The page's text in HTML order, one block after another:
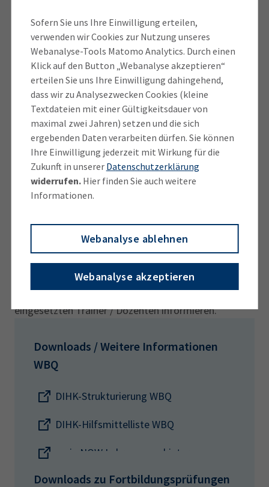
Sofern Sie uns Ihre Einwilligung erteilen,
verwenden wir Cookies zur Nutzung unseres
Webanalyse-Tools Matomo Analytics. Durch einen
Klick auf den Button „Webanalyse akzeptieren“
erteilen Sie uns Ihre Einwilligung dahingehend,
dass wir zu Analysezwecken Cookies (kleine
Textdateien mit einer Gültigkeitsdauer von
maximal zwei Jahren) setzen und die sich
ergebenden Daten verarbeiten dürfen. Sie können
Ihre Einwilligung jederzeit mit Wirkung für die
Zukunft in unserer Datenschutzerklärung
widerrufen.Hier finden Sie auch weitere
Informationen.
Webanalyse ablehnen
Webanalyse akzeptieren
Die Höhe der Prüfungsgebühren entnehmen Sie bitte
der
Gebührenordnung.
Lehrgangsträger ‎– wer bildet aus
Grundsätzlich ist kein Lehrgang zur Vorbereitung auf
die Prüfung vorgeschrieben. Aufgrund der
Komplexität und der Menge des Prüfungsstoffes ist
die strukturierte Vorbereitung aber sehr
empfehlenswert. Der
Link zum Lehrgangsanbieterenthält die uns
bekannten Bildungsträger, die auf diese Prüfung
vorbereiten. Sie erhebt keinen Anspruch auf
Vollständigkeit und hat keinen
jeweiligen Vorbereitungsmaßnahme können wir keine
Aussage treffen. Wir empfehlen Ihnen aber, dass Sie
sich vorab bei den in Frage kommenden
Bildungsträgern über die Unterrichtsinhalte und –
methoden sowie über die Referenzen der
eingesetzten Trainer / Dozenten informieren.
Downloads / Weitere Informationen
WBQ
DIHK-Strukturierung WBQ
DIHK-Hilfsmittelliste WBQ
mein NOW Lehrgangsanbieter
Downloads zu Fortbildungsprüfungen